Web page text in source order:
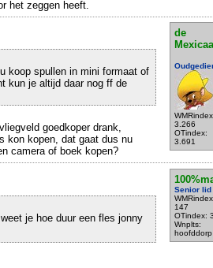
het zeggen heeft.
de
3.266
OTindex:
3.691
koop spullen in mini formaat of
kun je altijd daar nog ff de
goedkoper drank,
kon kopen, dat gaat dus nu
camera of boek kopen?
Senior lid
147
OTindex:
Wnplts:
hoofddorp
je hoe duur een fles jonny